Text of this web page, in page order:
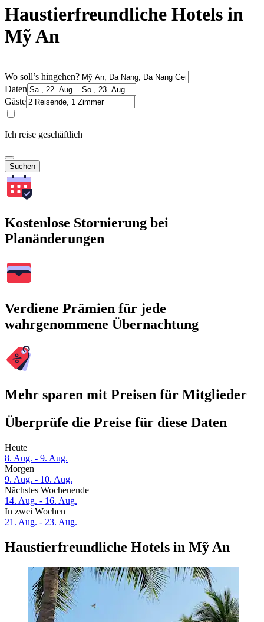
Haustierfreundliche Hotels in
Mỹ An
Wo soll’s hingehen?
Daten
Gäste
Ich reise geschäftlich
Suchen
Kostenlose Stornierung bei
Planänderungen
Verdiene Prämien für jede
wahrgenommene Übernachtung
Mehr sparen mit Preisen für Mitglieder
Überprüfe die Preise für diese Daten
Heute
8. Aug. - 9. Aug.
Morgen
9. Aug. - 10. Aug.
Nächstes Wochenende
14. Aug. - 16. Aug.
In zwei Wochen
21. Aug. - 23. Aug.
Haustierfreundliche Hotels in Mỹ An